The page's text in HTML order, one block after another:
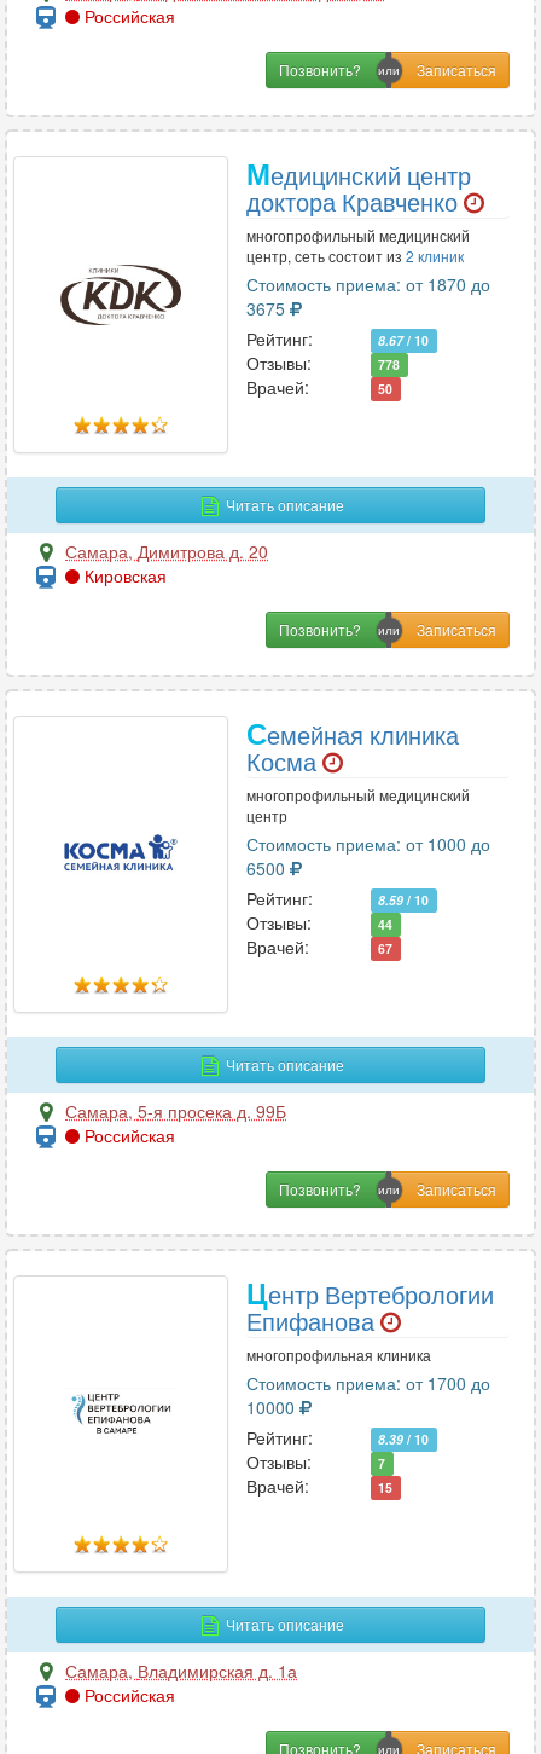
Российская
Позвонить?
Медицинский центр
доктора Кравченко
многопрофильный медицинский
центр, сеть состоит из 2 клиник
Стоимость приема: от 1870 до
3675
Рейтинг:
8.67/ 10
Отзывы: 778
Врачей: 50
Читать описание
Самара, Димитрова д. 20
Кировская
Позвонить?
Семейная клиника
Косма
многопрофильный медицинский
центр
Стоимость приема: от 1000 до
6500
Рейтинг:
8.59 / 10
Отзывы: 44
Врачей: 67
Читать описание
Самара, 5-я просека д. 99Б
Российская
Позвонить?
Центр Вертебрологии
Епифанова
многопрофильная клиника
Стоимость приема: от 1700 до
10000
Рейтинг:
8.39 / 10
Отзывы: 7
Врачей: 15
Читать описание
Самара, Владимирская д. 1а
Российская
Позвонить?